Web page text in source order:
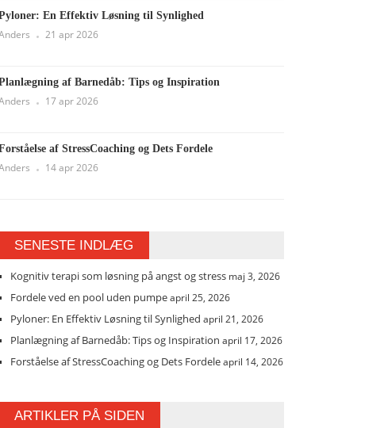
En Effektiv Løsning til Synlighed
21 apr 2026
af Barnedåb: Tips og Inspiration
17 apr 2026
af StressCoaching og Dets Fordele
14 apr 2026
SENESTE INDLÆG
Kognitiv terapi som løsning på angst og stress maj 3, 2026
Fordele ved en pool uden pumpeapril 25, 2026
Pyloner: En Effektiv Løsning til Synlighed april 21, 2026
Planlægning af Barnedåb: Tips og Inspiration april 17, 2026
Forståelse af StressCoaching og Dets Fordeleapril 14, 2026
ARTIKLER PÅ SIDEN